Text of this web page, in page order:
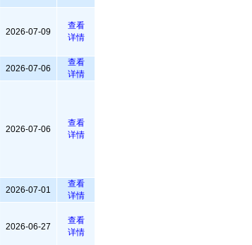
2026-07-09
查看
详情
2026-07-06
查看
详情
2026-07-06
查看
详情
2026-07-01
查看
详情
2026-06-27
查看
详情